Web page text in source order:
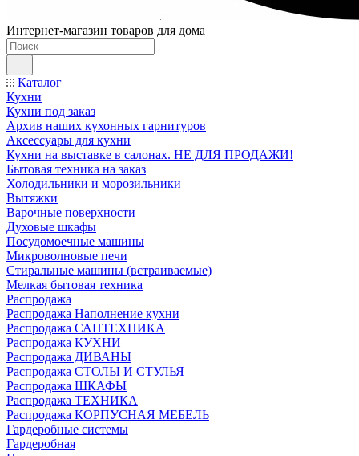
Интернет-магазин товаров для дома
Каталог
Кухни
Кухни под заказ
Архив наших кухонных гарнитуров
Аксессуары для кухни
Кухни на выставке в салонах. НЕ ДЛЯ ПРОДАЖИ!
Бытовая техника на заказ
Холодильники и морозильники
Вытяжки
Варочные поверхности
Духовые шкафы
Посудомоечные машины
Микроволновые печи
Стиральные машины (встраиваемые)
Мелкая бытовая техника
Распродажа
Распродажа Наполнение кухни
Распродажа САНТЕХНИКА
Распродажа КУХНИ
Распродажа ДИВАНЫ
Распродажа СТОЛЫ И СТУЛЬЯ
Распродажа ШКАФЫ
Распродажа ТЕХНИКА
Распродажа КОРПУСНАЯ МЕБЕЛЬ
Гардеробные системы
Гардеробная